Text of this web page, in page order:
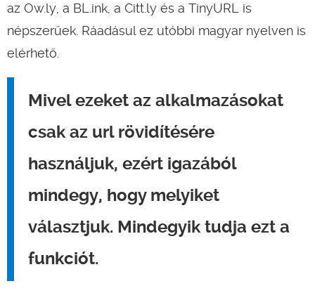
az Ow.ly, a BL.ink, a Citt.ly és a TinyURL is
népszerűek. Ráadásul ez utóbbi magyar nyelven is
elérhető.
Mivel ezeket az alkalmazásokat
csak az url rövidítésére
használjuk, ezért igazából
mindegy, hogy melyiket
választjuk. Mindegyik tudja ezt a
funkciót.